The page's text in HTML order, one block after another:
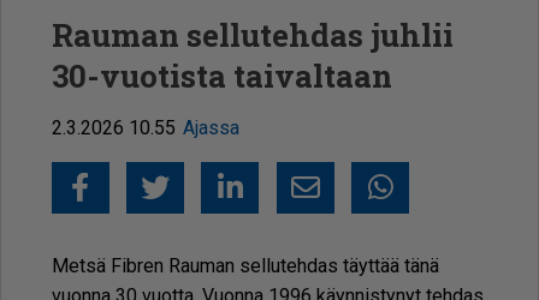
Rauman sellutehdas juhlii
30-vuotista taivaltaan
2.3.2026 10.55 Ajassa
FacebookTwitter
LinkedIn
SähköpostiWhatsapp
Met­sä Fib­ren Rau­man sel­lu­teh­das täyt­tää tänä
vuon­na 30 vuot­ta. Vuon­na 1996 käyn­nis­ty­nyt teh­das